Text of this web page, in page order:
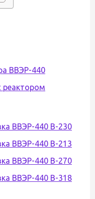
ВВЭР-440
реактором
ВВЭР-440 В-230
ВВЭР-440 В-213
ВВЭР-440 В-270
ВВЭР-440 В-318